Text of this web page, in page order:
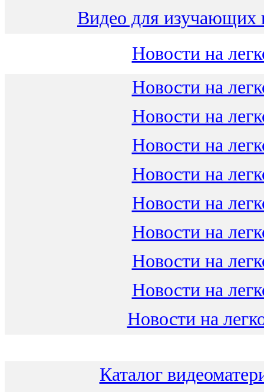
Видео для изучающих
Новости на
Новости на
Новости на
Новости на
Новости на
Новости на
Новости на
Новости на
Новости на
Новости на
Каталог